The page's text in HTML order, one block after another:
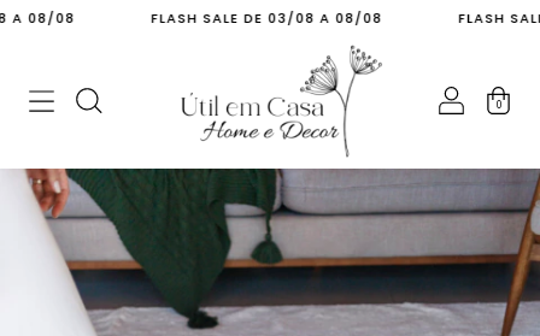
08 FLASH SALE DE 03/08 A 08/08 FLASH SALE
0